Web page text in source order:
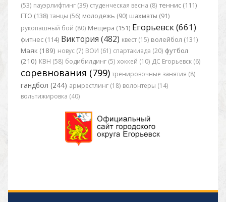
(53) пауэрлифтинг (39) студенческая весна (8) теннис (111)
ГТО (138) танцы (56) молодежь (90) шахматы (91)
рукопашный бой (80) Мещера (151) Егорьевск (661)
фитнес (114) Виктория (482) квест (15) волейбол (131)
Маяк (189) новус (7) ВОИ (61) спартакиада (20) футбол
(210) КВН (58) бодибилдинг (5) хоккей (10) ДС Егорьевск (6)
соревнования (799) тренировочные занятия (8)
гандбол (244) армрестлинг (18) волонтеры (14)
вольтижировка (40)